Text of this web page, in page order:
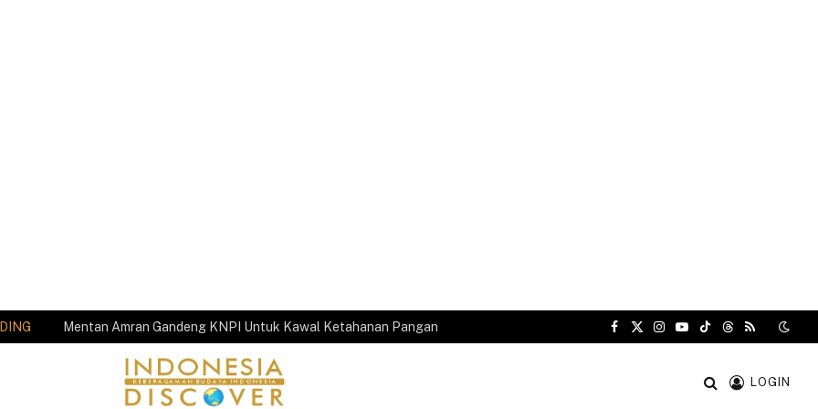
Mentan Amran Gandeng KNPI Untuk Kawal Ketahanan Pangan
Facebook
X
Instagram
YouTube
TikTokThreads
RSS
LOGIN